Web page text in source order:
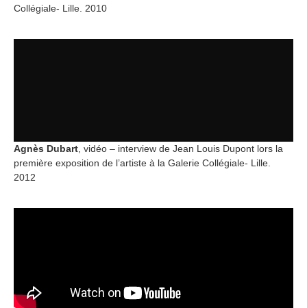
Collégiale- Lille. 2010
Agnès Dubart , vidéo – interview de Jean Louis Dupont lors la
première exposition de l’artiste à la Galerie Collégiale- Lille.
2012